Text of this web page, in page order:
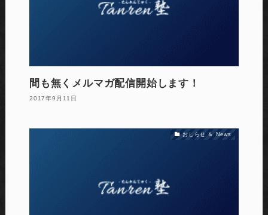
間も無くメルマガ配信開始します！
2017年9月11日
おしらせ ＆ News